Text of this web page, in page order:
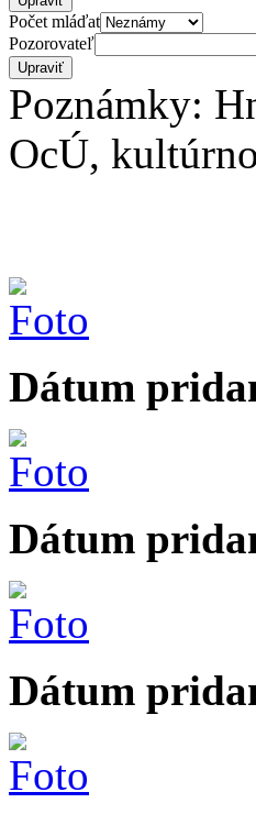
Počet mláďat
Pozorovateľ
Poznámky:
OcÚ,
Dátum
Dátum
Dátum